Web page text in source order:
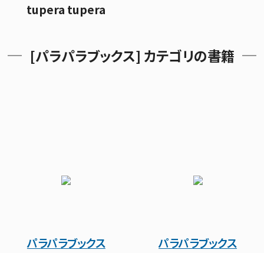
tupera tupera
[パラパラブックス] カテゴリの書籍
パラパラブックス
パラパラブックス